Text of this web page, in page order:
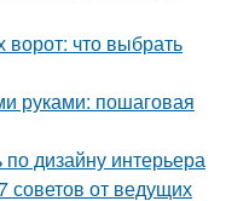
что выбрать
руками: пошаговая
дизайну интерьера
советов от ведущих